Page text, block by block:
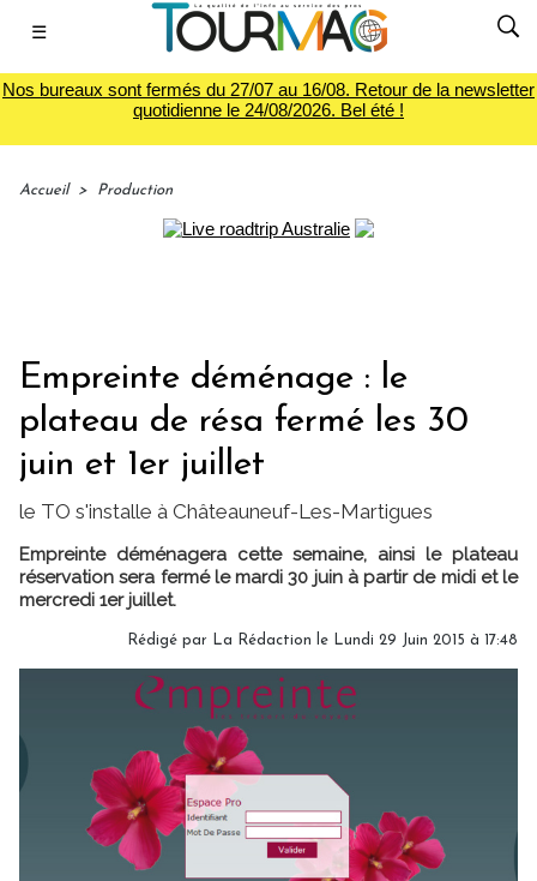
☰
Nos bureaux sont fermés du 27/07 au 16/08. Retour de la newsletter
quotidienne le 24/08/2026. Bel été !
Accueil > Production
Empreinte déménage : le
plateau de résa fermé les 30
juin et 1er juillet
le TO s'installe à Châteauneuf-Les-Martigues
Empreinte déménagera cette semaine, ainsi le plateau
réservation sera fermé le mardi 30 juin à partir de midi et le
mercredi 1er juillet.
Rédigé par La Rédaction le Lundi 29 Juin 2015 à 17:48